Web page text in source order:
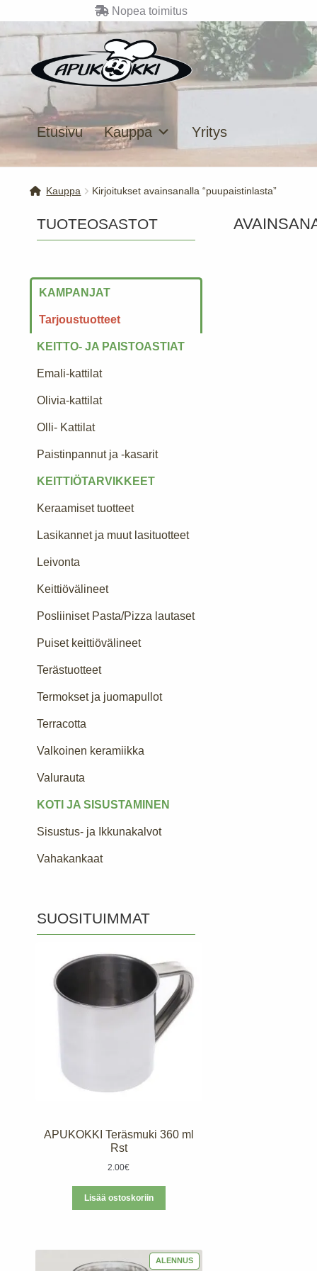
Nopea toimitus
Siirry
navigointiin
Siirry
sisältöön
Etusivu Kauppa Yritys
Kauppa Kirjoitukset avainsanalla “puupaistinlasta”
TUOTEOSASTOT
KAMPANJAT
Tarjoustuotteet
KEITTO- JA PAISTOASTIAT
Emali-kattilat
Olivia-kattilat
Olli- Kattilat
Paistinpannut ja -kasarit
KEITTIÖTARVIKKEET
Keraamiset tuotteet
Lasikannet ja muut lasituotteet
Leivonta
Keittiövälineet
Posliiniset Pasta/Pizza lautaset
Puiset keittiövälineet
Terästuotteet
Termokset ja juomapullot
Terracotta
Valkoinen keramiikka
Valurauta
KOTI JA SISUSTAMINEN
Sisustus- ja Ikkunakalvot
Vahakankaat
SUOSITUIMMAT
APUKOKKI Teräsmuki 360 ml
Rst
2.00€
Lisää ostoskoriin
ALENNUSTUOTE